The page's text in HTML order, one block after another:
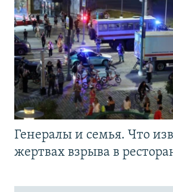
Генералы и семья. Что
жертвах взрыва в